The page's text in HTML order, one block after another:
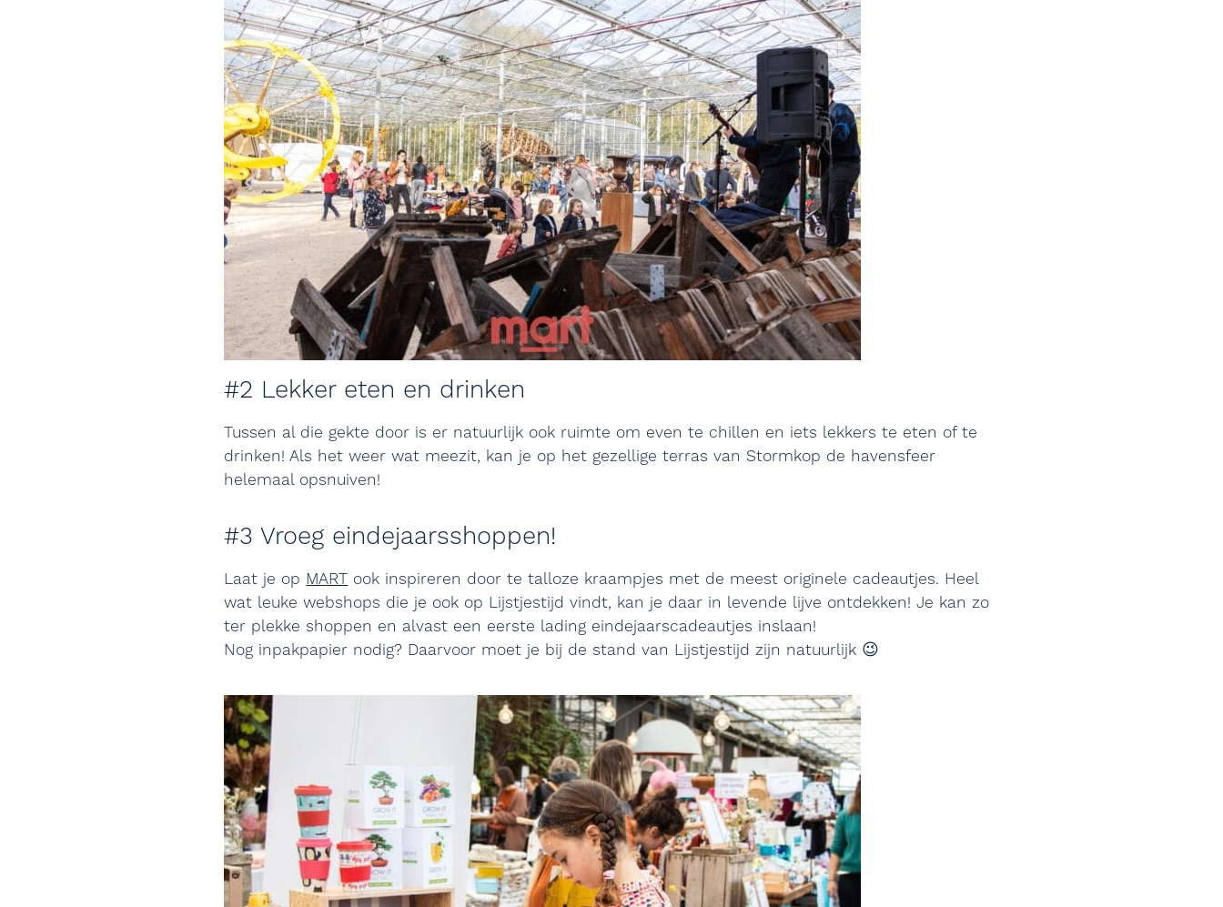
#2 Lekker eten en drinken
Tussen al die gekte door is er natuurlijk ook ruimte om even te chillen en iets lekkers te eten of te
drinken! Als het weer wat meezit, kan je op het gezellige terras van Stormkop de havensfeer
helemaal opsnuiven!
#3 Vroeg eindejaarsshoppen!
Laat je op MART ook inspireren door te talloze kraampjes met de meest originele cadeautjes. Heel
wat leuke webshops die je ook op Lijstjestijd vindt, kan je daar in levende lijve ontdekken! Je kan zo
ter plekke shoppen en alvast een eerste lading eindejaarscadeautjes inslaan!
Nog inpakpapier nodig? Daarvoor moet je bij de stand van Lijstjestijd zijn natuurlijk 😉